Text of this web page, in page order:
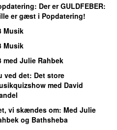
: Der er GULDFEBER:
er gæst i Popdatering!
Musik
Musik
med Julie Rahbek
ved det: Det store
med David
vi skændes om: Med Julie
og Bathsheba